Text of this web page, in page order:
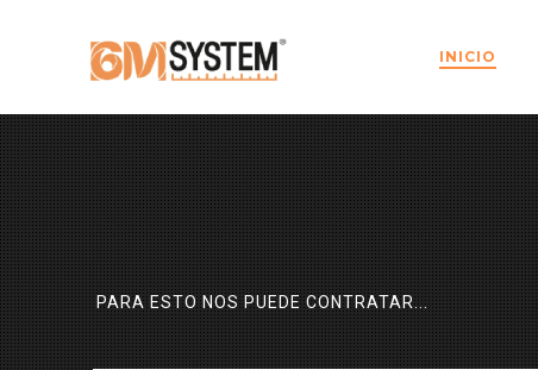
INICIO
PARA ESTO NOS PUEDE CONTRATAR...